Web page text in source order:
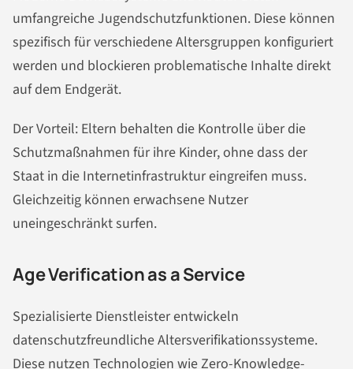
umfangreiche Jugendschutzfunktionen. Diese können
spezifisch für verschiedene Altersgruppen konfiguriert
werden und blockieren problematische Inhalte direkt
auf dem Endgerät.
Der Vorteil: Eltern behalten die Kontrolle über die
Schutzmaßnahmen für ihre Kinder, ohne dass der
Staat in die Internetinfrastruktur eingreifen muss.
Gleichzeitig können erwachsene Nutzer
uneingeschränkt surfen.
Age Verification as a Service
Spezialisierte Dienstleister entwickeln
datenschutzfreundliche Altersverifikationssysteme.
Diese nutzen Technologien wie Zero-Knowledge-